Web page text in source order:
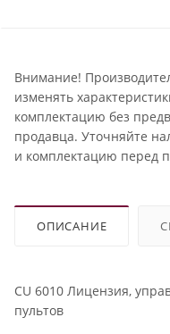
Внимание!
изменять
комплектацию без
продавца. Уточняйте
и комплектацию перед
ОПИСАНИЕ
CU 6010 Лицензия,
пультов